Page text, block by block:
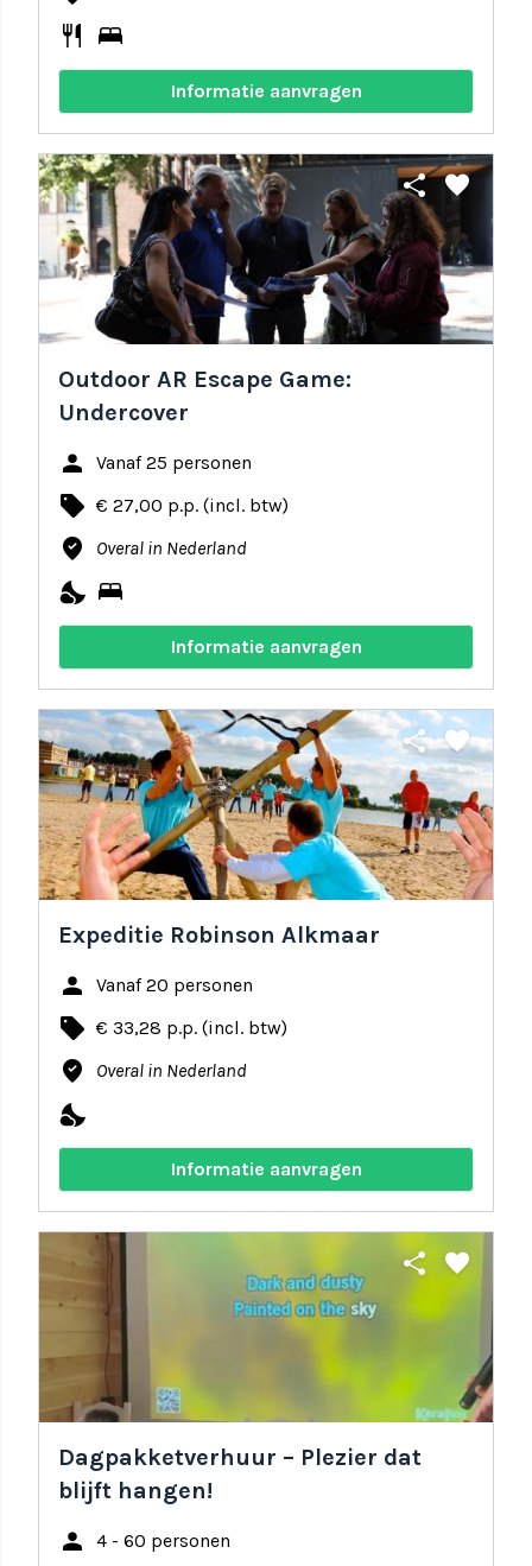
restaurant bed
Informatie aanvragen
share favorite
Outdoor AR Escape Game:
Undercover
person Vanaf 25 personen
local_offer € 27,00 p.p. (incl. btw)
where_to_vote Overal in Nederland
nights_stay bed
Informatie aanvragen
share favorite
Expeditie Robinson Alkmaar
person Vanaf 20 personen
local_offer € 33,28 p.p. (incl. btw)
where_to_vote Overal in Nederland
nights_stay
Informatie aanvragen
share favorite
Dagpakketverhuur – Plezier dat
blijft hangen!
person 4 - 60 personen